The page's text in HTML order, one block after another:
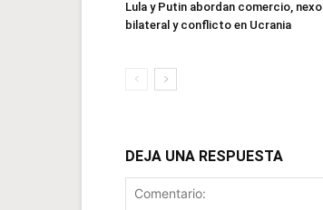
Lula y Putin abordan comercio, nexo
bilateral y conflicto en Ucrania
DEJA UNA RESPUESTA